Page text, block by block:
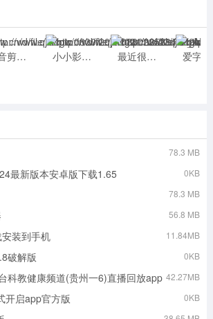
抖音剪映安卓版 小小影视大全官方正版免费下载2021最新版 最近很火的吃个桃桃,嗯,好凉凉表情包视频图片
78.3 MB
最新版本安卓版下载1.65 0KB
78.3 MB
56.8 MB
装到手机 11.84MB
破解版 0KB
科教健康频道(贵州一6)直播回放app 42.27MB
开启app官方版 0KB